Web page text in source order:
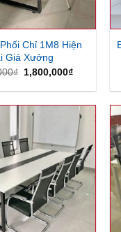
Chỉ 1M8 Hiện
Giá Xưởng
₫ Giá
là:
1,800,000₫Giá
tại
1,800,000₫.